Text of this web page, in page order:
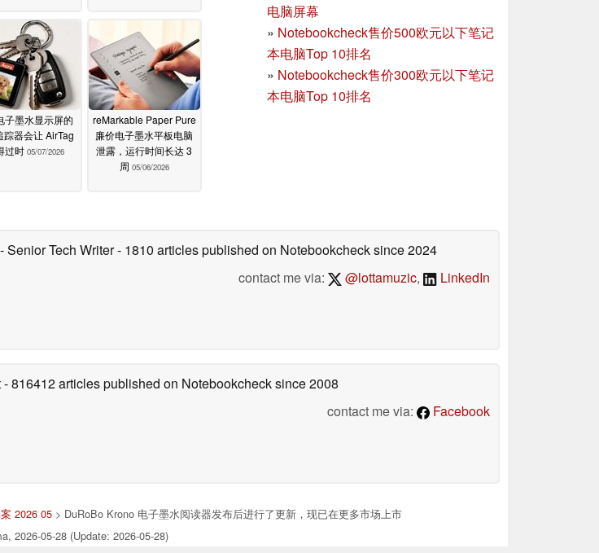
电脑屏幕
» Notebookcheck售价500欧元以下笔记
本电脑Top 10排名
» Notebookcheck售价300欧元以下笔记
本电脑Top 10排名
子墨水显示屏的
踪器会让 AirTag
过时 05/07/2026
reMarkable Paper Pure
廉价电子墨水平板电脑
泄露，运行时间长达 3
周 05/06/2026
- Senior Tech Writer- 1810 articles published on Notebookchecksince 2024
contact me via:
@lottamuzic, LinkedIn
- 816412 articles published on Notebookchecksince 2008
contact me via:
Facebook
2026 05 > DuRoBo Krono 电子墨水阅读器发布后进行了更新，现已在更多市场上市
2026-05-28 (Update: 2026-05-28)